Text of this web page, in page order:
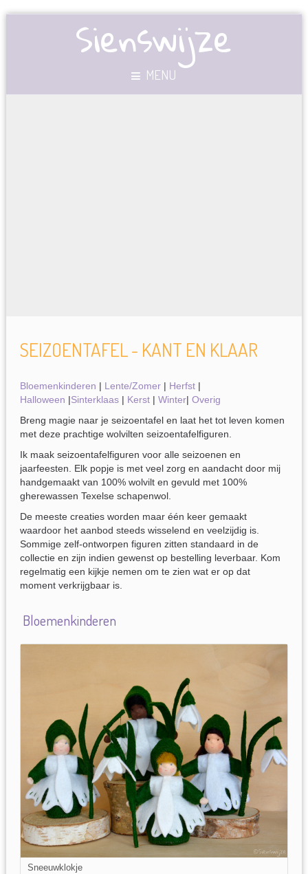
Sienswijze
MENU
SEIZOENTAFEL - KANT EN KLAAR
Bloemenkinderen Lente/Zomer| Herfst|
Halloween
Sinterklaas| Kerst| Winter| Overig
Breng magie naar je seizoentafel en laat het tot leven komen
met deze prachtige wolvilten seizoentafelfiguren.
Ik maak seizoentafelfiguren voor alle seizoenen en
jaarfeesten. Elk popje is met veel zorg en aandacht door mij
handgemaakt van 100% wolvilt en gevuld met 100%
gherewassen Texelse schapenwol.
De meeste creaties worden maar één keer gemaakt
waardoor het aanbod steeds wisselend en veelzijdig is.
Sommige zelf-ontworpen figuren zitten standaard in de
collectie en zijn indien gewenst op bestelling leverbaar. Kom
regelmatig een kijkje nemen om te zien wat er op dat
moment verkrijgbaar is.
Bloemenkinderen
Sneeuwklokje